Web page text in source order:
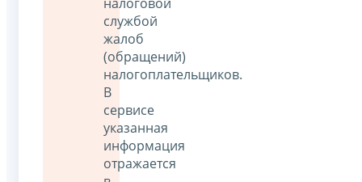
службой
жалоб
(обращений)
налогоплательщиков.
В
сервисе
указанная
информация
отражается